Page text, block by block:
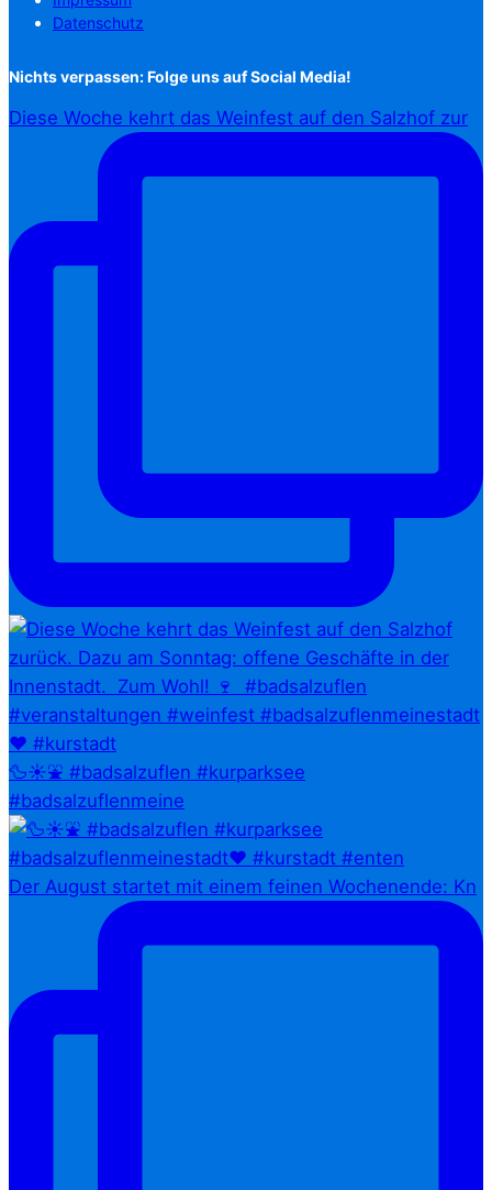
Datenschutz
Nichts verpassen: Folge uns auf Social Media!
Diese Woche kehrt das Weinfest auf den Salzhof zur
🦆☀️⛲ #badsalzuflen #kurparksee
#badsalzuflenmeine
Der August startet mit einem feinen Wochenende: Kn